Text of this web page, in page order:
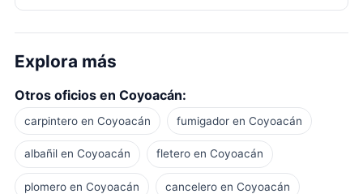
Explora más
Otros oficios en Coyoacán:
carpintero en Coyoacán fumigador en Coyoacán
albañil en Coyoacán fletero en Coyoacán
plomero en Coyoacán cancelero en Coyoacán